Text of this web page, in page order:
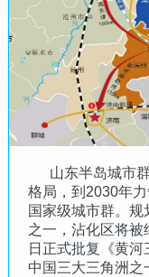
山东半岛城市群
格局，到2030年
国家级城市群。
之一，沾化区将
日正式批复《黄河
中国三大三角洲之